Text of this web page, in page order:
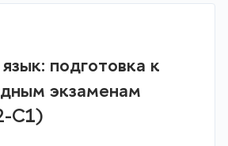
подготовка к
экзаменам
C1)